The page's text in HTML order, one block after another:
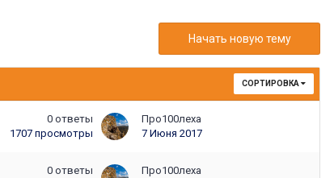
Начать новую тему
СОРТИРОВКА
0 ответы
1707 просмотры
Про100леха
7 Июня 2017
0 ответы
Про100леха